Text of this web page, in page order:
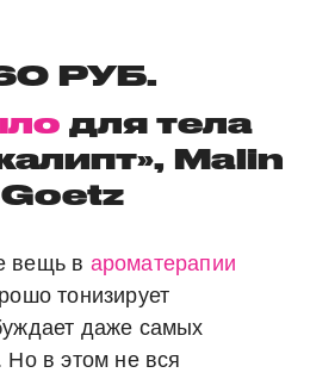
РУБ.
для тела
Malin
Goetz
вещь в ароматерапии
тонизирует
даже самых
Но в этом не вся